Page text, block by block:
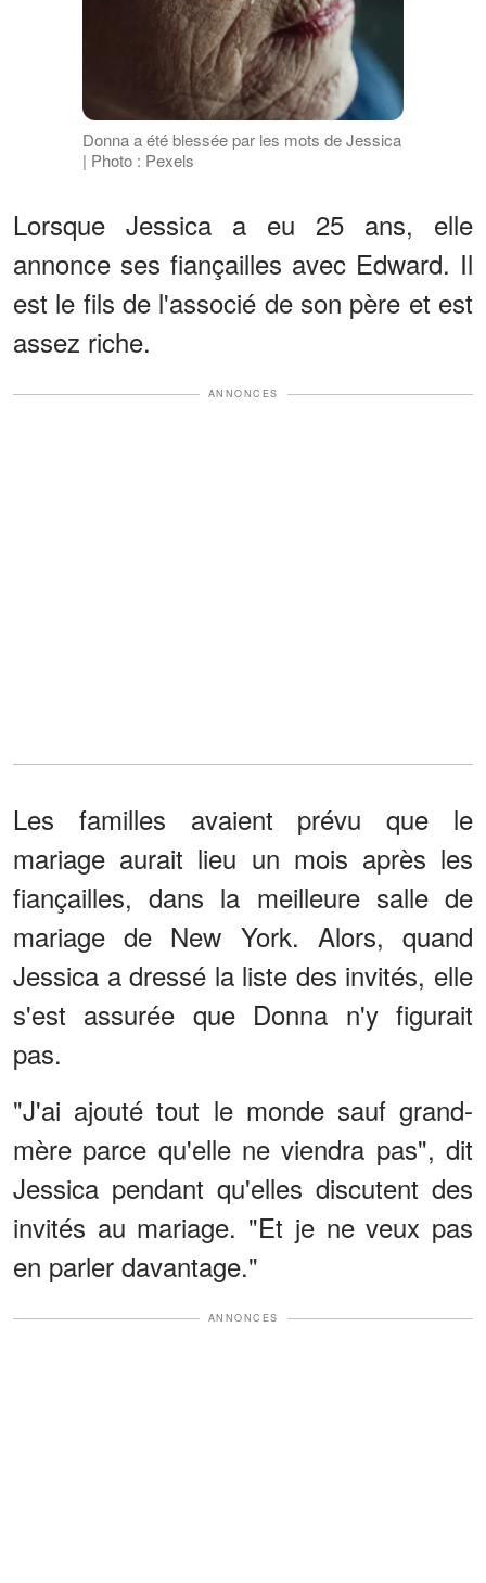
Donna a été blessée par les mots de Jessica
| Photo : Pexels
Lorsque Jessica a eu 25 ans, elle
annonce ses fiançailles avec Edward. Il
est le fils de l'associé de son père et est
assez riche.
ANNONCES
Les familles avaient prévu que le
mariage aurait lieu un mois après les
fiançailles, dans la meilleure salle de
mariage de New York. Alors, quand
Jessica a dressé la liste des invités, elle
s'est assurée que Donna n'y figurait
pas.
"J'ai ajouté tout le monde sauf grand-
mère parce qu'elle ne viendra pas", dit
Jessica pendant qu'elles discutent des
invités au mariage. "Et je ne veux pas
en parler davantage."
ANNONCES